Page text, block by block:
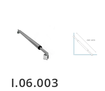
I.06.003